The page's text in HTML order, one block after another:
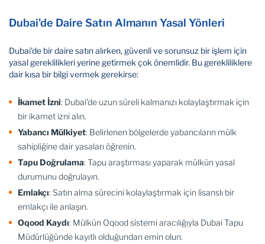
Dubai'de Daire Satın Almanın Yasal Yönleri
Dubai'de bir daire satın alırken, güvenli ve sorunsuz bir işlem için
yasal gereklilikleri yerine getirmek çok önemlidir. Bu gerekliliklere
dair kısa bir bilgi vermek gerekirse:
İkamet İzni: Dubai'de uzun süreli kalmanızı kolaylaştırmak için
bir ikamet izni alın.
Yabancı Mülkiyet: Belirlenen bölgelerde yabancıların mülk
sahipliğine dair yasaları öğrenin.
Tapu Doğrulama: Tapu araştırması yaparak mülkün yasal
durumunu doğrulayın.
Emlakçı: Satın alma sürecini kolaylaştırmak için lisanslı bir
emlakçı ile anlaşın.
Oqood Kaydı: Mülkün Oqood sistemi aracılığıyla Dubai Tapu
Müdürlüğünde kayıtlı olduğundan emin olun.